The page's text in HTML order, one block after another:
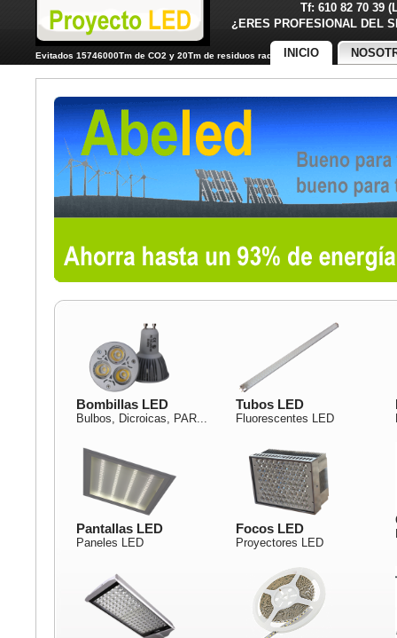
Tf: 610 82 70 39
¿ERES PROFESIONAL
Evitados 15746000Tm de CO2 y 20Tm de residuos radiactivos
INICIO
Bombillas LED
Bulbos, Dicroicas, PAR...
Tubos LED
Fluorescentes LED
Pantallas LED
Paneles LED
Focos LED
Proyectores LED